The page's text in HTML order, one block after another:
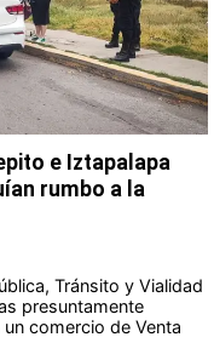
e Iztapalapa
rumbo a la
Tránsito y Vialidad
presuntamente
comercio de Venta